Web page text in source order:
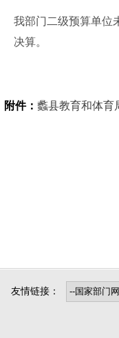
我部门二级预算单位
决算。
附件： 蠡县教育和体育
友情链接：